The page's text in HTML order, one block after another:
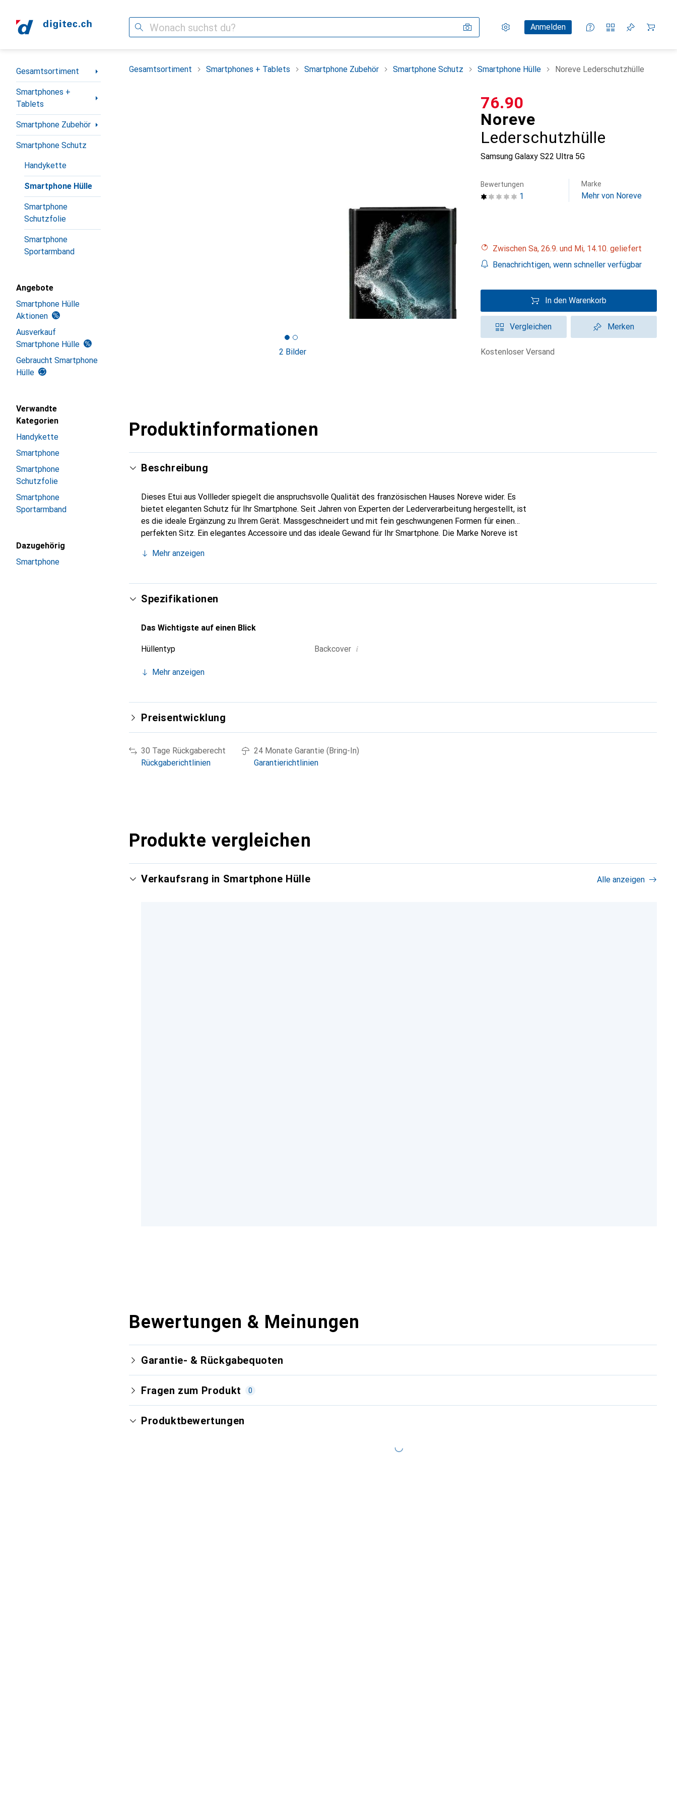
Suche Einstellungen
KundenkontoAnmelden
Vergleichslisten
Merklisten
Warenkorb
Navigation nach Kategorien
Gesamtsortiment
Smartphones +
Tablets
Smartphone Zubehör
Smartphone Schutz
Handykette
Smartphone Hülle
Smartphone
Schutzfolie
Smartphone
Sportarmband
Angebote
Smartphone Hülle
Aktionen
Ausverkauf
Smartphone Hülle
Gebraucht Smartphone
Hülle
Verwandte
Kategorien
Handykette
Smartphone
Smartphone
Schutzfolie
Smartphone
Sportarmband
Dazugehörig
Smartphone
Gesamtsortiment Smartphones + Tablets Smartphone Zubehör Smartphone Schutz Smartphone Hülle Noreve Lederschutzhülle
2 Bilder
Noreve
Lederschutzhülle
Samsung Galaxy S22 Ultra 5G
CHF
76.90
1
Bewertungen Marke
Mehr von Noreve
Zwischen Sa, 26.9. und Mi, 14.10. geliefert
Benachrichtigen, wenn schneller verfügbar
In den Warenkorb
Vergleichen Merken
kostenloser Versand
Produktinformationen
Beschreibung
Dieses Etui aus Vollleder spiegelt die anspruchsvolle Qualität des französischen Hauses Noreve wider. Es
bietet eleganten Schutz für Ihr Smartphone. Seit Jahren von Experten der Lederverarbeitung hergestellt, ist
es die ideale Ergänzung zu Ihrem Gerät. Massgeschneidert und mit fein geschwungenen Formen für einen
perfekten Sitz. Ein elegantes Accessoire und das ideale Gewand für Ihr Smartphone. Die Marke Noreve ist
Kunden.
Mehr anzeigen
Spezifikationen
Das Wichtigste auf einen Blick
Hüllentyp Backcover i
Mehr anzeigen
Preisentwicklung
30 Tage Rückgaberecht
Rückgaberichtlinien
24 Monate Garantie (Bring-In)
Garantierichtlinien
Produkte vergleichen
Verkaufsrang in Smartphone Hülle Alle anzeigen
Bewertungen & Meinungen
Garantie- & Rückgabequoten
Fragen zum Produkt 0
Produktbewertungen